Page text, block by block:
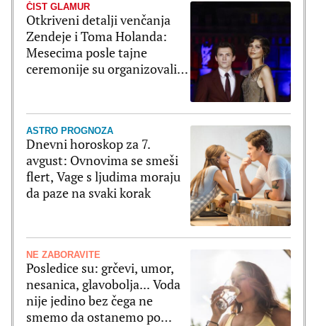
ČIST GLAMUR
Otkriveni detalji venčanja
Zendeje i Toma Holanda:
Mesecima posle tajne
ceremonije su organizovali
ASTRO PROGNOZA
Dnevni horoskop za 7.
avgust: Ovnovima se smeši
flert, Vage s ljudima moraju
da paze na svaki korak
NE ZABORAVITE
Posledice su: grčevi, umor,
nesanica, glavobolja... Voda
nije jedino bez čega ne
smemo da ostanemo po